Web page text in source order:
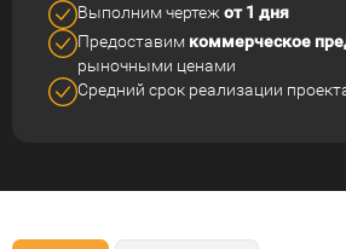
Выполним чертеж от 1 дня
Предоставим коммерческое
рыночными ценами
Средний срок реализации